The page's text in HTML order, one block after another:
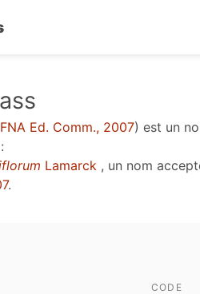
FNA Ed. Comm., 2007) est un
Lamarck , un nom
.
CODE